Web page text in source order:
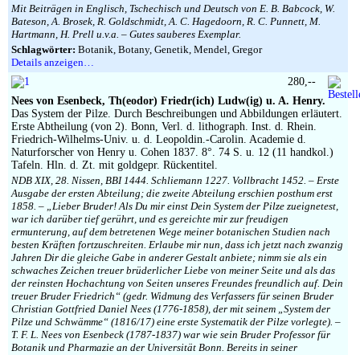
Mit Beiträgen in Englisch, Tschechisch und Deutsch von E. B. Babcock, W.
Bateson, A. Brosek, R. Goldschmidt, A. C. Hagedoorn, R. C. Punnett, M.
Hartmann, H. Prell u.v.a. – Gutes sauberes Exemplar.
Schlagwörter: Botanik, Botany, Genetik, Mendel, Gregor
Details anzeigen…
Nees von Esenbeck, Th(eodor) Friedr(ich) Ludw(ig) u. A. Henry.
Das System der Pilze. Durch Beschreibungen und Abbildungen erläutert.
Erste Abtheilung (von 2). Bonn, Verl. d. lithograph. Inst. d. Rhein.
Friedrich-Wilhelms-Univ. u. d. Leopoldin.-Carolin. Academie d.
Naturforscher von Henry u. Cohen 1837. 8°. 74 S. u. 12 (11 handkol.)
Tafeln. Hln. d. Zt. mit goldgepr. Rückentitel.
NDB XIX, 28. Nissen, BBI 1444. Schliemann 1227. Vollbracht 1452. – Erste
Ausgabe der ersten Abteilung; die zweite Abteilung erschien posthum erst
1858. – „Lieber Bruder! Als Du mir einst Dein System der Pilze zueignetest,
war ich darüber tief gerührt, und es gereichte mir zur freudigen
ermunterung, auf dem betretenen Wege meiner botanischen Studien nach
besten Kräften fortzuschreiten. Erlaube mir nun, dass ich jetzt nach zwanzig
Jahren Dir die gleiche Gabe in anderer Gestalt anbiete; nimm sie als ein
schwaches Zeichen treuer brüderlicher Liebe von meiner Seite und als das
der reinsten Hochachtung von Seiten unseres Freundes freundlich auf. Dein
treuer Bruder Friedrich“ (gedr. Widmung des Verfassers für seinen Bruder
Christian Gottfried Daniel Nees (1776-1858), der mit seinem „System der
Pilze und Schwämme“ (1816/17) eine erste Systematik der Pilze vorlegte). –
T. F. L. Nees von Esenbeck (1787-1837) war wie sein Bruder Professor für
Botanik und Pharmazie an der Universität Bonn. Bereits in seiner
280,--